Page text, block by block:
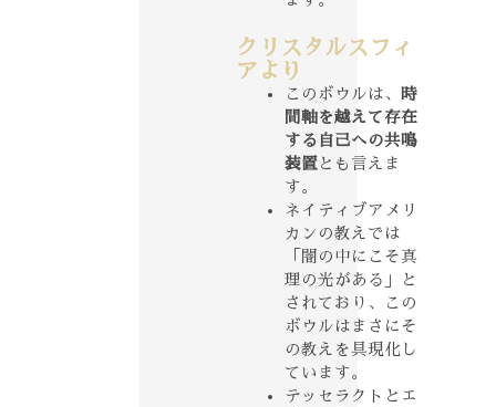
クリスタルスフィ
アより
このボウルは、
時
間軸を越えて存在
する自己への共鳴
装置とも言えま
す。
ネイティブアメリ
カンの教えでは
「闇の中にこそ真
理の光がある」と
されており、この
ボウルはまさにそ
の教えを具現化し
ています。
テッセラクトとエ